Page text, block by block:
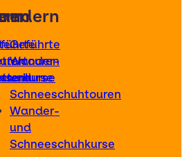
Geführte
Wander-
und
Schneeschuhtouren
Wander-
und
Schneeschuhkurse